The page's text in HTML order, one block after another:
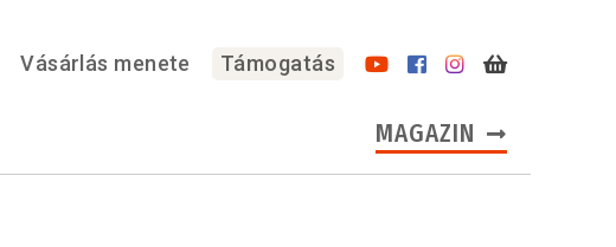
Vásárlás menete Támogatás
MAGAZIN